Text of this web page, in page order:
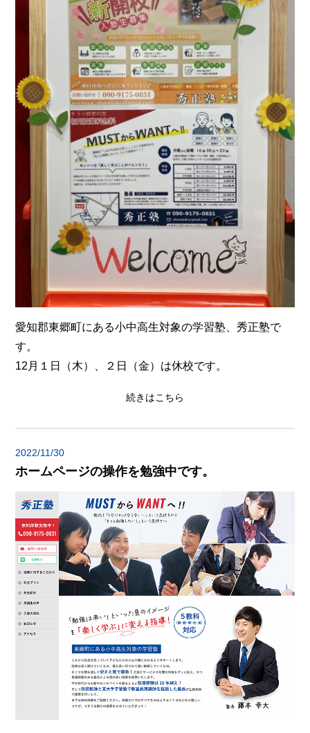
愛知郡東郷町にある小中高生対象の学習塾、秀正塾で
す。
12月１日（木）、２日（金）は休校です。
続きはこちら
2022/11/30
ホームページの操作を勉強中です。